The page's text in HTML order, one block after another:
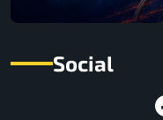
Social